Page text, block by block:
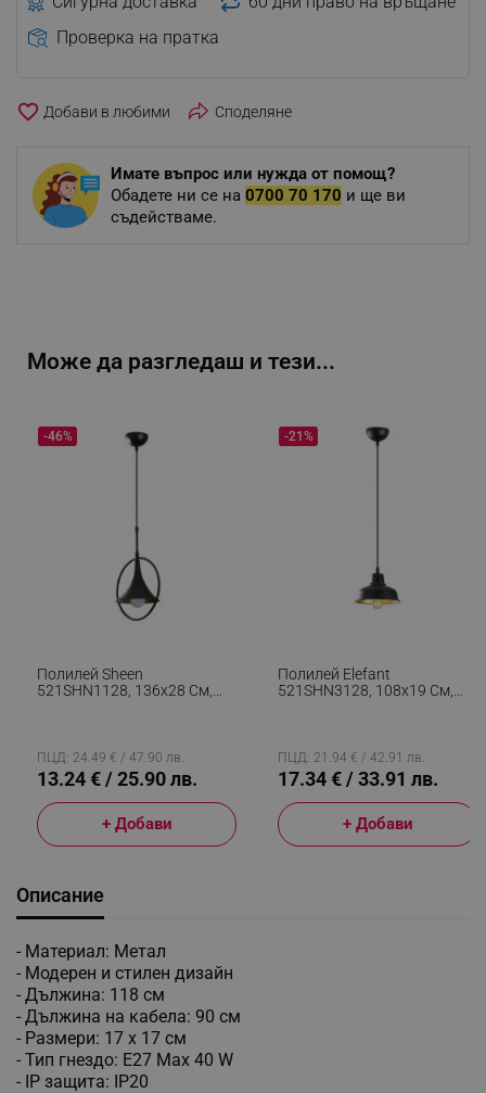
Проверка на пратка
favorite_border Споделяне
Имате въпрос или нужда от помощ?
Обадете ни се на 0700 70 170 и ще ви
съдействаме.
Може да разгледаш и тези...
Полилей Sheen
521SHN1128, 136х28 См,
-46%
ПЦД: 24.49 € / 47.90 лв.
13.24 € / 25.90 лв.
+ Добави
Полилей Elefant
521SHN3128, 108х19 См,
-21%
ПЦД: 21.94 € / 42.91 лв.
17.34 € / 33.91 лв.
+ Добави
Описание
- Материал: Метал
- Модерен и стилен дизайн
- Дължина: 118 см
- Дължина на кабела: 90 см
- Размери: 17 х 17 см
- Тип гнездо: Е27 Max 40 W
- IP защита: IP20